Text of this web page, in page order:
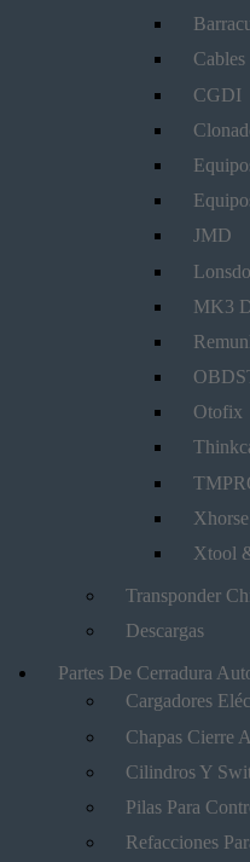
Cables
CGDI
JMD
MK3
Otofix
Xhorse
Xtool
Transponder
Descargas
Partes De Cerradura
Cargadores
Chapas Cierre
Cilindros Y
Pilas Para
Refacciones